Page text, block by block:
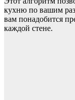
кухню по вашим
вам понадобится
каждой стене.